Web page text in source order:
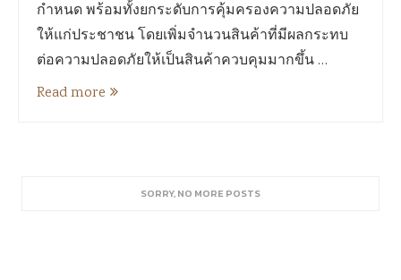
กำหนด พร้อมทั้งยกระดับการคุ้มครองความปลอดภัย
ให้แก่ประชาชน โดยเพิ่มจำนวนสินค้าที่มีผลกระทบ
ต่อความปลอดภัยให้เป็นสินค้าควบคุมมากขึ้น …
Read more
SORRY, NO MORE POSTS